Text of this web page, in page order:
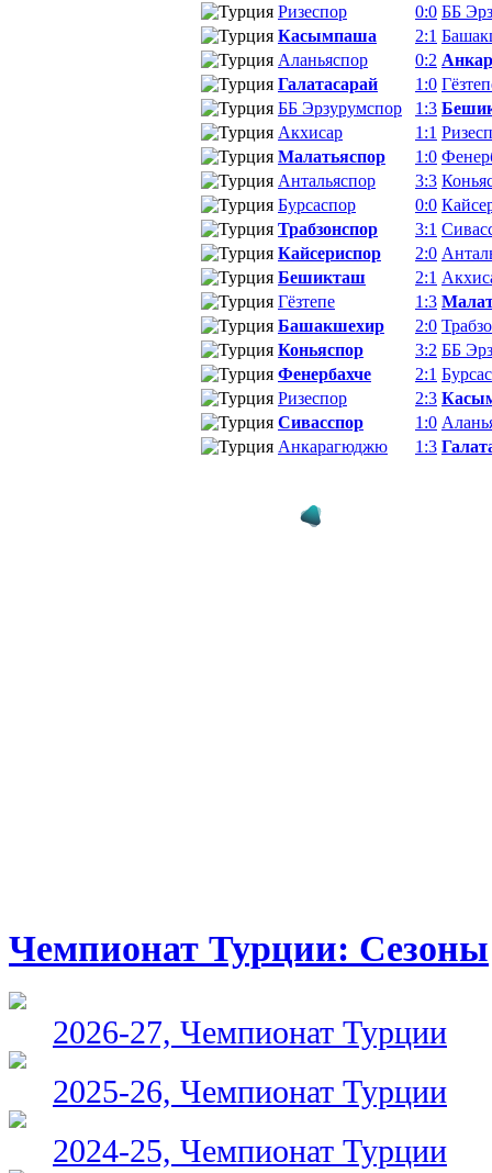
Ризеспор
0:0 ББ
Касымпаша
2:1
Аланьяспор
0:2
Галатасарай
1:0
ББ Эрзурумспор
1:3
Акхисар
1:1
Малатьяспор
1:0
Антальяспор
3:3
Бурсаспор
0:0
Трабзонспор
3:1
Кайсериспор
2:0
Бешикташ
2:1
Гёзтепе
1:3
Башакшехир
2:0
Коньяспор
3:2 ББ
Фенербахче
2:1
Ризеспор
2:3
Сивасспор
1:0
Анкарагюджю
1:3
Чемпионат Турции: Сезоны
2026-27, Чемпионат Турции
2025-26, Чемпионат Турции
2024-25, Чемпионат Турции